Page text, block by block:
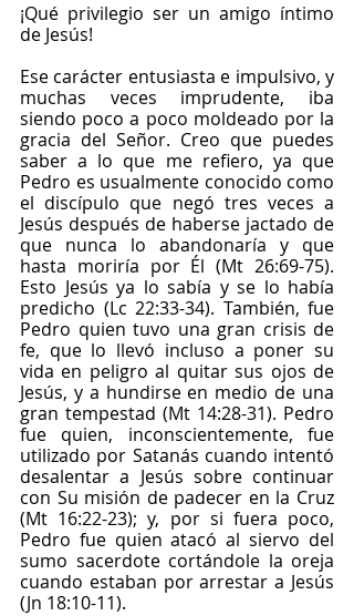
¡Qué privilegio ser un amigo íntimo
de Jesús!
Ese carácter entusiasta e impulsivo, y
muchas veces imprudente, iba
siendo poco a poco moldeado por la
gracia del Señor. Creo que puedes
saber a lo que me refiero, ya que
Pedro es usualmente conocido como
el discípulo que negó tres veces a
Jesús después de haberse jactado de
que nunca lo abandonaría y que
hasta moriría por Él (Mt 26:69-75).
Esto Jesús ya lo sabía y se lo había
predicho (Lc 22:33-34). También, fue
Pedro quien tuvo una gran crisis de
fe, que lo llevó incluso a poner su
vida en peligro al quitar sus ojos de
Jesús, y a hundirse en medio de una
gran tempestad (Mt 14:28-31). Pedro
fue quien, inconscientemente, fue
utilizado por Satanás cuando intentó
desalentar a Jesús sobre continuar
con Su misión de padecer en la Cruz
(Mt 16:22-23); y, por si fuera poco,
Pedro fue quien atacó al siervo del
sumo sacerdote cortándole la oreja
cuando estaban por arrestar a Jesús
(Jn 18:10-11).